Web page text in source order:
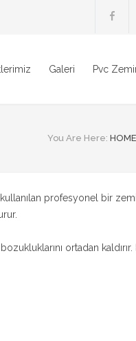
Galeri Pvc
You Are Here: HOME
profesyonel bir
ortadan